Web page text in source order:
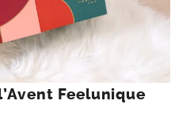
Feelunique